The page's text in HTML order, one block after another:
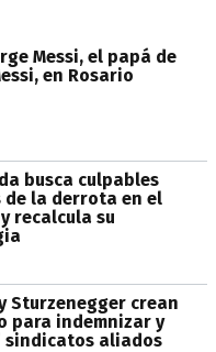
Messi, el papá de
en Rosario
busca culpables
de la derrota en el
recalcula su
Sturzenegger crean
para indemnizar y
sindicatos aliados